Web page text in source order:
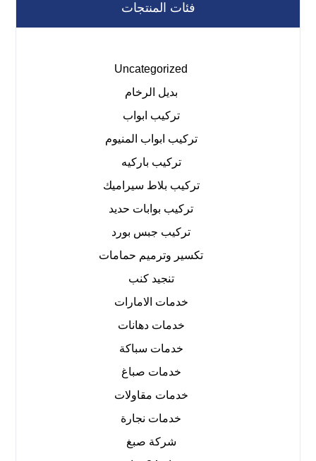
فئات المنتجات
Uncategorized
بديل الرخام
تركيب ابواب
تركيب ابواب المنيوم
تركيب باركيه
تركيب بلاط سيراميك
تركيب بوابات حديد
تركيب جبس بورد
تكسير وترميم حمامات
تنجيد كنب
خدمات الامارات
خدمات دهانات
خدمات سباكة
خدمات صباغ
خدمات مقاولات
خدمات نجارة
شركة صبغ